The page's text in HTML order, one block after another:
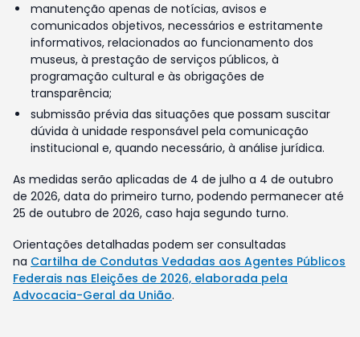
manutenção apenas de notícias, avisos e
comunicados objetivos, necessários e estritamente
informativos, relacionados ao funcionamento dos
museus, à prestação de serviços públicos, à
programação cultural e às obrigações de
transparência;
submissão prévia das situações que possam suscitar
dúvida à unidade responsável pela comunicação
institucional e, quando necessário, à análise jurídica.
As medidas serão aplicadas de 4 de julho a 4 de outubro
de 2026, data do primeiro turno, podendo permanecer até
25 de outubro de 2026, caso haja segundo turno.
Orientações detalhadas podem ser consultadas
na Cartilha de Condutas Vedadas aos Agentes Públicos
Federais nas Eleições de 2026, elaborada pela
Advocacia-Geral da União.